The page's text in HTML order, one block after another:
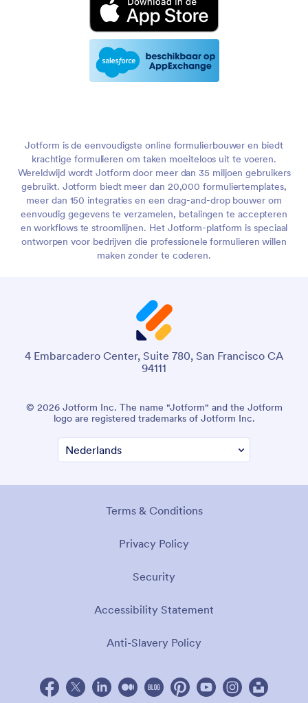
Jotform is de eenvoudigste online formulierbouwer en biedt
krachtige formulieren om taken moeiteloos uit te voeren.
Wereldwijd wordt Jotform door meer dan 35 miljoen gebruikers
gebruikt. Jotform biedt meer dan 20,000 formuliertemplates,
meer dan 150 integraties en een drag-and-drop bouwer om
eenvoudig gegevens te verzamelen, betalingen te accepteren
en workflows te stroomlijnen. Het Jotform-platform is speciaal
ontworpen voor bedrijven die professionele formulieren willen
maken zonder te coderen.
4 Embarcadero Center, Suite 780, San Francisco CA
94111
© 2026 Jotform Inc. The name "Jotform" and the Jotform
logo are registered trademarks of Jotform Inc.
Terms & Conditions
Privacy Policy
Security
Accessibility Statement
Anti-Slavery Policy